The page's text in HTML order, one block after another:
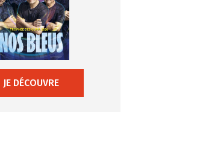
JE DÉCOUVRE